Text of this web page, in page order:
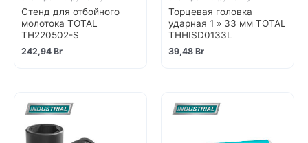
Стенд для отбойного
молотока TOTAL
TH220502-S
242,94 Br
Торцевая головка
ударная 1 » 33 мм TOTAL
THHISD0133L
39,48 Br